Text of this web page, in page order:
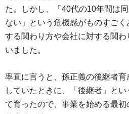
た。しかし、「40代の10年間は
ない」という危機感がものすご
する関わり方や会社に対する関
いました。
率直に言うと、孫正義の後継者
していたときに、「後継者」と
て育ったので、事業を始める最